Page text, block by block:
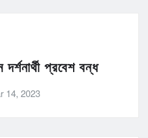
প্রবেশ বন্ধ
14, 2023